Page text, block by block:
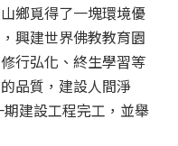
鄉覓得了一塊環境優
興建世界佛教教育園
行弘化、終生學習等
品質，建設人間淨
建設工程完工，並舉